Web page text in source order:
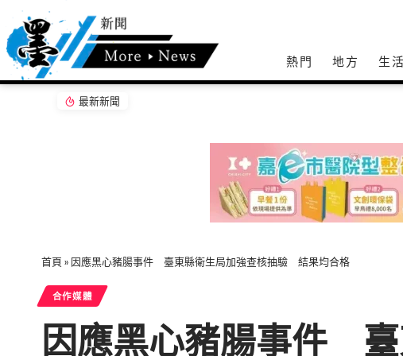
熱門 地方 生活
最新新聞
首頁 » 因應黑心豬腸事件 臺東縣衛生局加強查核抽驗 結果均合格
合作媒體
因應黑心豬腸事件